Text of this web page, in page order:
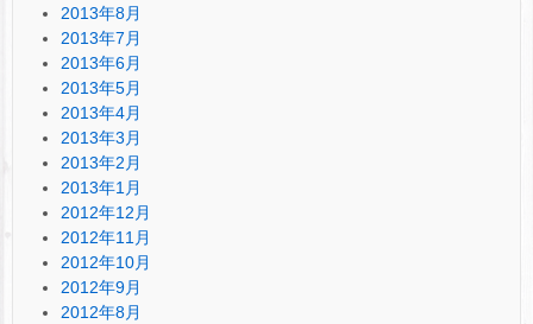
2013年8月
2013年7月
2013年6月
2013年5月
2013年4月
2013年3月
2013年2月
2013年1月
2012年12月
2012年11月
2012年10月
2012年9月
2012年8月